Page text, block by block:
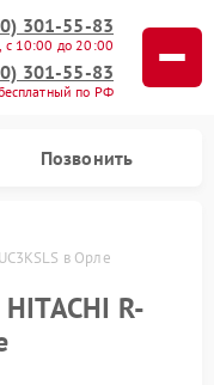
301-55-83
с 10:00 до 20:00
301-55-83
по РФ
Позвонить
в Орле
R-